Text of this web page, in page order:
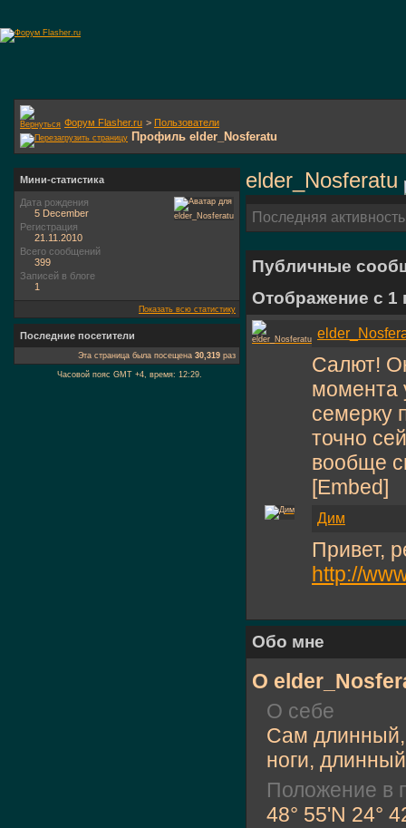
Форум Flasher.ru > Пользователи
Профиль elder_Nosferatu
elder_Nosferatu
Последняя
Публичные
Отображение с 1
Салют!
момента
семерку
точно
вообще
[Embed]
Дим
Привет,
http://
Обо мне
О
О себе
Сам
ноги,
Положение в
48° 55'N 24°
Мини-статистика
Дата рождения
5 December
Регистрация
21.11.2010
Всего сообщений
399
Записей в блоге
1
Показать всю статистику
Последние посетители
Эта страница была посещена 30,319 раз
Часовой пояс GMT +4, время: 12:29.